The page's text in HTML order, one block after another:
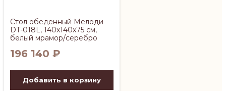
Стол обеденный Мелоди
DT-018L, 140х140х75 см,
белый мрамор/серебро
196 140 ₽
Добавить в корзину